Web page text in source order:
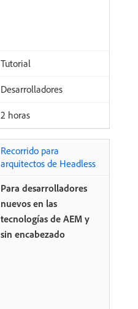
Tutorial
Desarrolladores
2 horas
Recorrido para
arquitectos de Headless
Para desarrolladores
nuevos en las
tecnologías de AEM y
sin encabezado